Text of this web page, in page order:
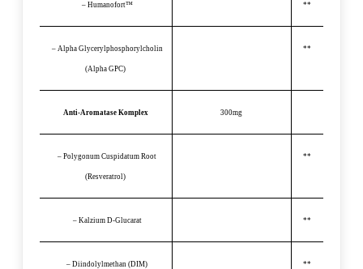
– Humanofort™ **
– Alpha Glycerylphosphorylcholin
(Alpha GPC)
**
Anti-Aromatase Komplex 300mg
– Polygonum Cuspidatum Root
(Resveratrol)
**
– Kalzium D-Glucarat **
– Diindolylmethan (DIM) **